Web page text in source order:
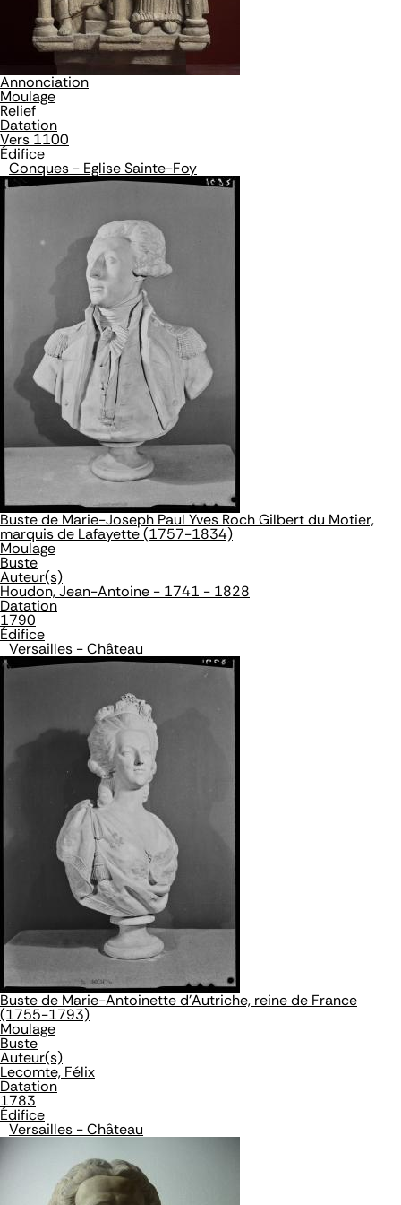
Annonciation
Moulage
Relief
Datation
Vers 1100
Édifice
Conques - Eglise Sainte-Foy
Buste de Marie-Joseph Paul Yves Roch Gilbert du Motier,
marquis de Lafayette (1757-1834)
Moulage
Buste
Auteur(s)
Houdon, Jean-Antoine - 1741 - 1828
Datation
1790
Édifice
Versailles - Château
Buste de Marie-Antoinette d'Autriche, reine de France
(1755-1793)
Moulage
Buste
Auteur(s)
Lecomte, Félix
Datation
1783
Édifice
Versailles - Château